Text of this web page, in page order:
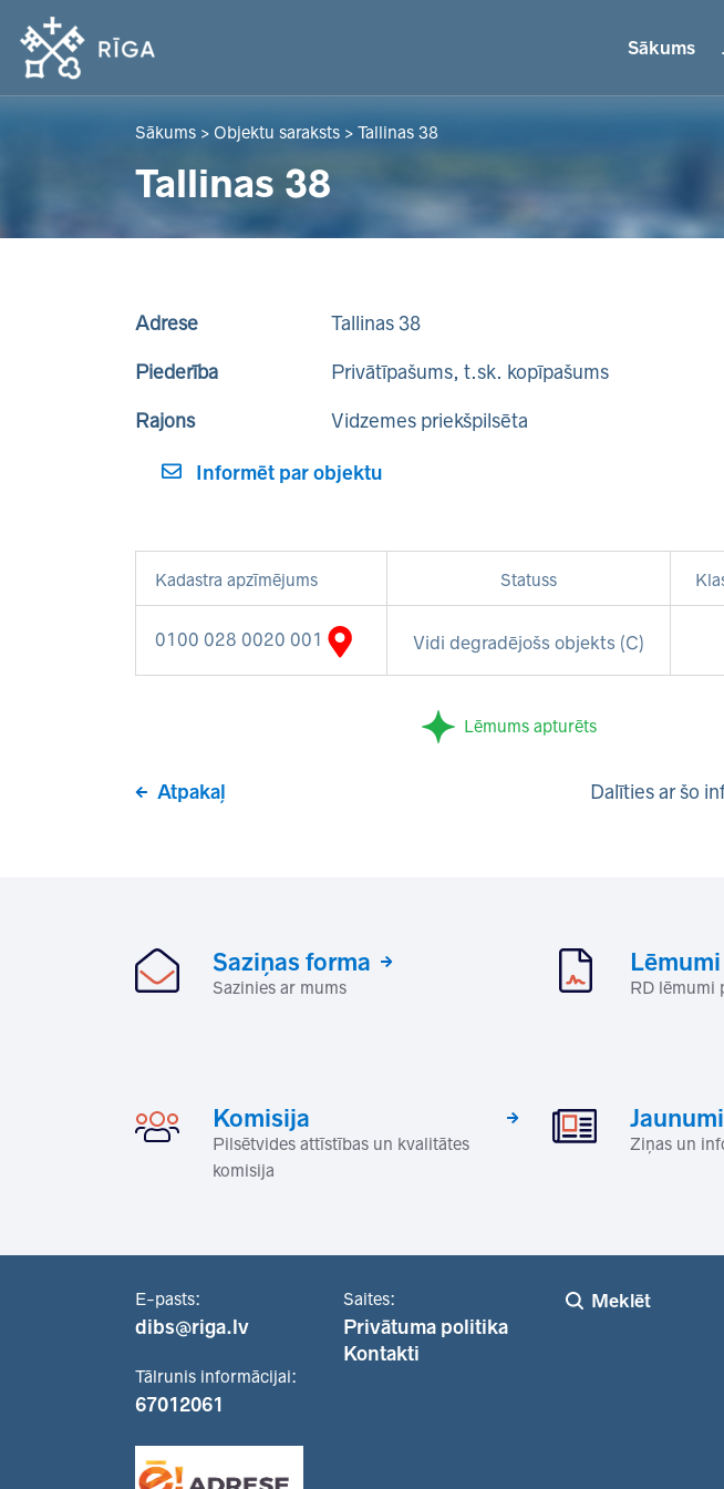
Sākums
Sākums > Objektu saraksts > Tallinas 38
Tallinas 38
Adrese Tallinas 38
Piederība Privātīpašums, t.sk. kopīpašums
Rajons Vidzemes priekšpilsēta
Informēt par objektu
Kadastra apzīmējums Statuss
0100 028 0020 001 Vidi degradējošs objekts (C)
Lēmums apturēts
Atpakaļ Dalīties ar šo
Saziņas forma
Sazinies ar mums
Lēmumi
RD lēmumi
Komisija
Pilsētvides attīstības un kvalitātes
komisija
Jaunumi
Ziņas un
E-pasts:
dibs@riga.lv
Tālrunis informācijai:
67012061
Saites:
Privātuma politika
Kontakti
Meklēt